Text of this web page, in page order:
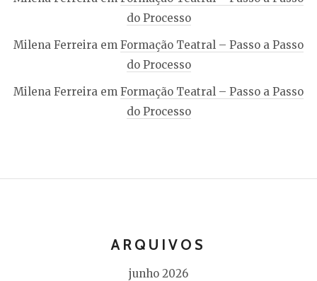
do Processo
Milena Ferreira em Formação Teatral – Passo a Passo
do Processo
Milena Ferreira em Formação Teatral – Passo a Passo
do Processo
ARQUIVOS
junho 2026